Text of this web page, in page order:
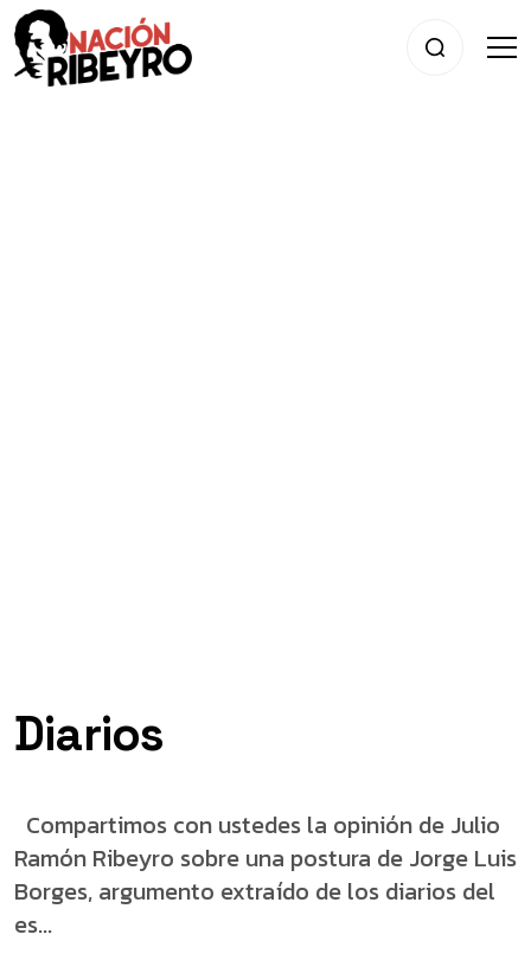
Diarios
Compartimos con ustedes la opinión de Julio
Ramón Ribeyro sobre una postura de Jorge Luis
Borges, argumento extraído de los diarios del
es...